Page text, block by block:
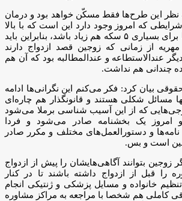
نظر این طرح‌ها فقط مسکّن خواهد بود و درمان
که امروز وجود دارد این است که با بالا
رفتن نرخ سکه چه بسا برای بسیاری ۵ سکه هم زیاد باشد، بنابراین باید
از زمانی که زوجین قصد ازدواج دارند
عندالاستطاعه و عندالمطالبه بود که آن هم
چندانی هم نداشت.
بیان کرد: فکر می‌کنم این نگرانی‌ها ادامه
مسائل شکلی هستند و قانونگذار هم چاره‌ای
که از این آسیب شناسی برملا می‌شود
یک بخشنامه صادر می‌شود و فردا
نامه‌ها و دستورالعمل‌های مختلف و مکرر صادر
است و بس.
زوجین بتوانند آگاهی‌هایشان را پیش از ازدواج
را قبل از ازدواج داشته باشند تا در کنار
خانواده و مسایل پزشکی و ژنتیکی انجام
کاملی هم شخصا با مراجعه به مراکز مشاوره